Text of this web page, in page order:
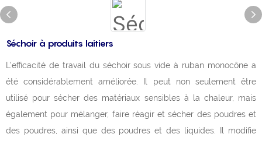
Séchoir à produits laitiers
L'efficacité de travail du séchoir sous vide à ruban monocône a
été considérablement améliorée. Il peut non seulement être
utilisé pour sécher des matériaux sensibles à la chaleur, mais
également pour mélanger, faire réagir et sécher des poudres et
des poudres, ainsi que des poudres et des liquides. Il modifie